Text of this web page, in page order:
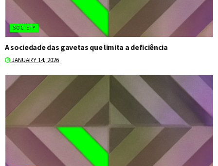
SOCIETY
A sociedade das gavetas que limita a deficiência
JANUARY 14, 2026